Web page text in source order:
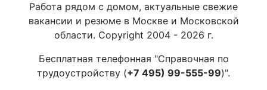
Работа рядом с домом, актуальные свежие
вакансии и резюме в Москве и Московской
области. Copyright 2004 - 2026 г.
Бесплатная телефонная "Справочная по
трудоустройству (+7 495) 99-555-99)".